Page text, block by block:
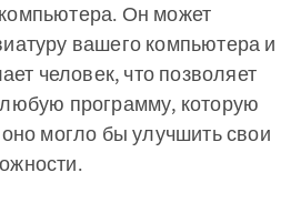
Он может
вашего компьютера и
человек, что позволяет
программу, которую
могло бы улучшить свои